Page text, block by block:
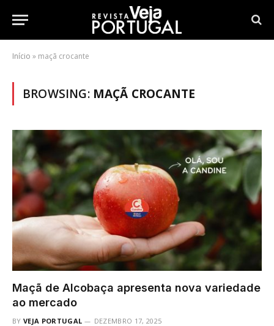
Início » maçã crocante
BROWSING: MAÇÃ CROCANTE
Maçã de Alcobaça apresenta nova variedade
ao mercado
BY VEJA PORTUGAL DEZEMBRO 17, 2025